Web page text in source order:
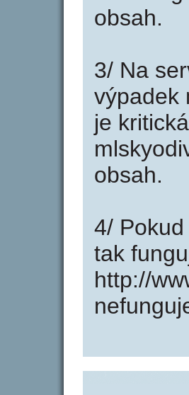
obsah.
3/ Na
výpadek
je
obsah.
4/
tak
http://